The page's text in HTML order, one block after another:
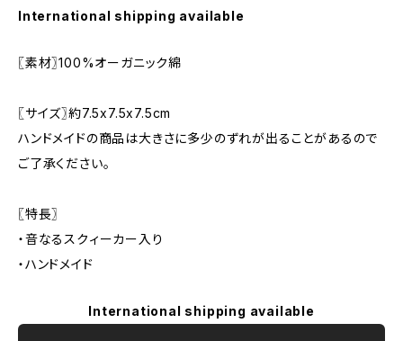
International shipping available
〖素材〗100%オーガニック綿
〖サイズ〗約7.5x7.5x7.5cm
ハンドメイドの商品は大きさに多少のずれが出ることがあるので
ご了承ください。
〖特長〗
・音なるスクィーカー入り
・ハンドメイド
International shipping available